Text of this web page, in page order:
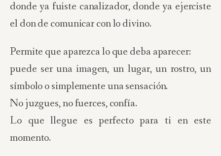
donde ya fuiste canalizador, donde ya ejerciste
el don de comunicar con lo divino.
Permite que aparezca lo que deba aparecer:
puede ser una imagen, un lugar, un rostro, un
símbolo o simplemente una sensación.
No juzgues, no fuerces, confía.
Lo que llegue es perfecto para ti en este
momento.